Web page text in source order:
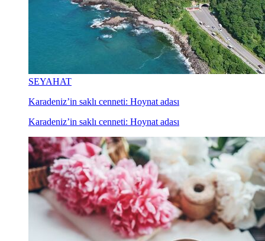
SEYAHAT
Karadeniz’in saklı cenneti: Hoynat adası
Karadeniz’in saklı cenneti: Hoynat adası